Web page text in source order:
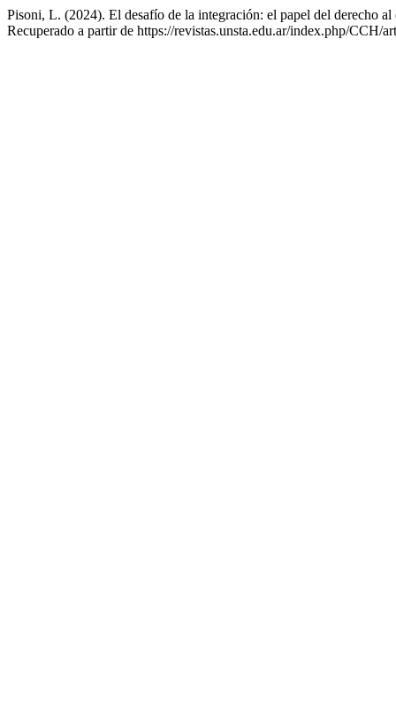
Pisoni, L. (2024). El desafío de la integración: el papel del derecho al
Recuperado a partir de https://revistas.unsta.edu.ar/index.php/CCH/